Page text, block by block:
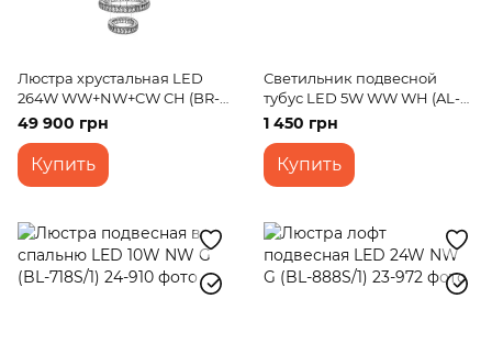
Люстра хрустальная LED
264W WW+NW+CW CH (BR-
999S/7)
49 900 грн
Купить
Светильник подвесной
тубус LED 5W WW WH (AL-
702S/1)
1 450 грн
Купить